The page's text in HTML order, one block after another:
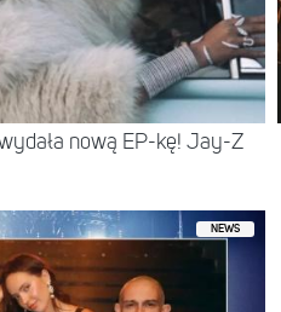
nową EP-kę! Jay-Z
NEWS